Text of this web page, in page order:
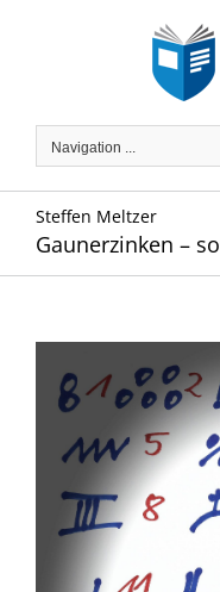
Navigation ...
Steffen Meltzer
Gaunerzinken –
grösseres
Bild